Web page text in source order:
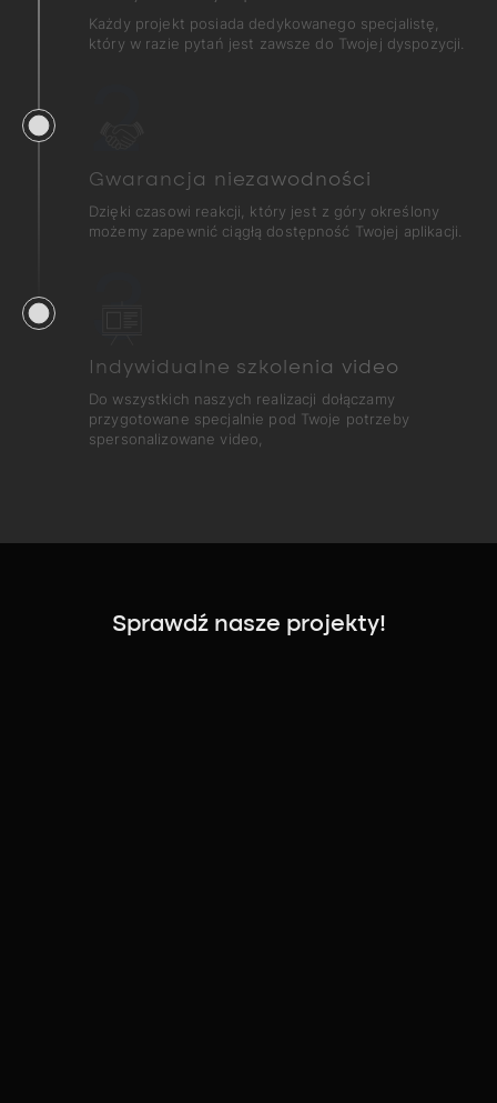
Każdy projekt posiada dedykowanego specjalistę,
który w razie pytań jest zawsze do Twojej dyspozycji.
Gwarancja niezawodności
Dzięki czasowi reakcji, który jest z góry określony
możemy zapewnić ciągłą dostępność Twojej aplikacji.
Indywidualne szkolenia video
Do wszystkich naszych realizacji dołączamy
przygotowane specjalnie pod Twoje potrzeby
spersonalizowane video,
Sprawdź nasze projekty!